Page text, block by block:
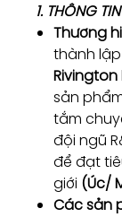
1. THÔNG
Thương
thành
Rivington
sản
tắm
đội ngũ
để đạt
giới (Úc/
Các sản